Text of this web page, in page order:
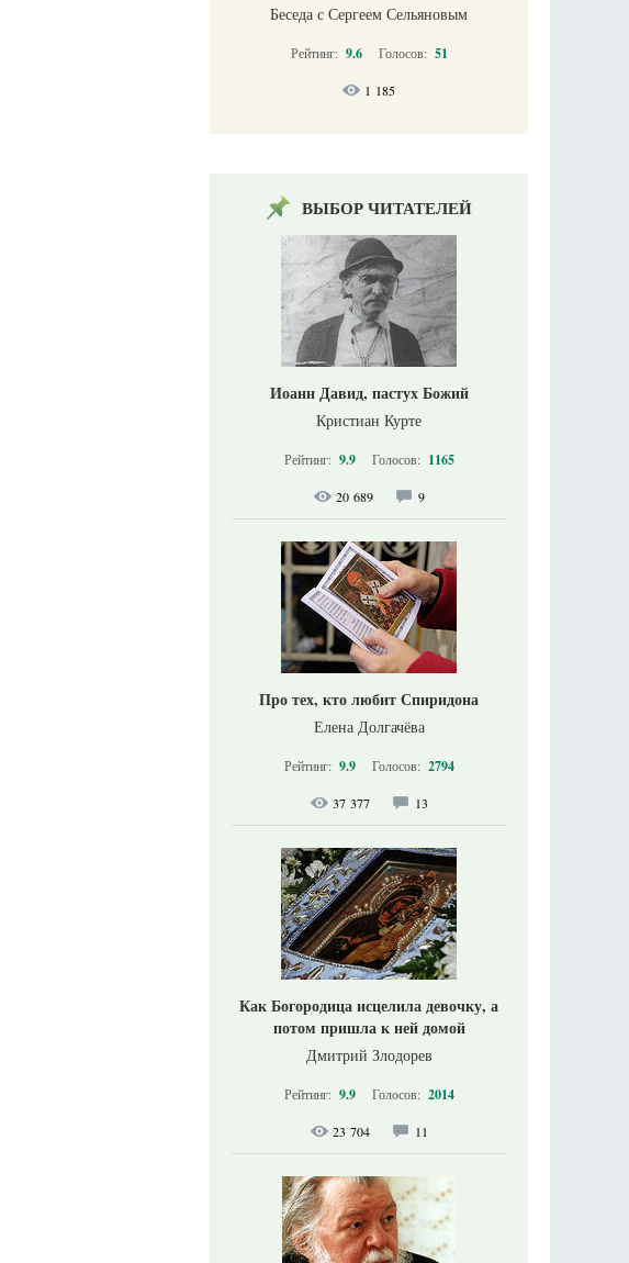
Беседа с Сергеем Сельяновым
Рейтинг: 9.6 Голосов: 51
1 185
ВЫБОР ЧИТАТЕЛЕЙ
Иоанн Давид, пастух Божий
Кристиан Курте
Рейтинг: 9.9 Голосов: 1165
20 689 9
Про тех, кто любит Спиридона
Елена Долгачёва
Рейтинг: 9.9 Голосов: 2794
37 377 13
Как Богородица исцелила девочку, а
потом пришла к ней домой
Дмитрий Злодорев
Рейтинг: 9.9 Голосов: 2014
23 704 11